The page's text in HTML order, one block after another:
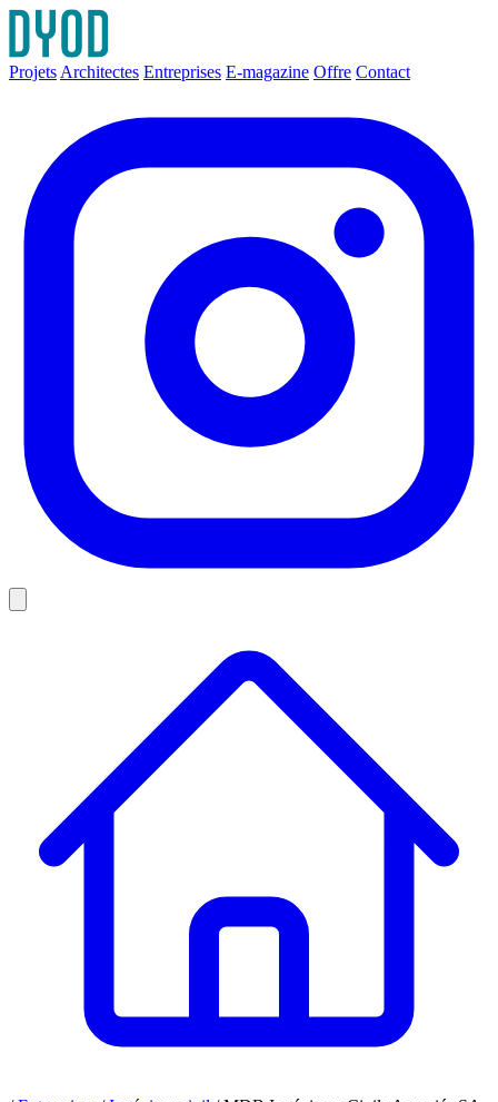
Projets Architectes Entreprises E-magazine Offre Contact